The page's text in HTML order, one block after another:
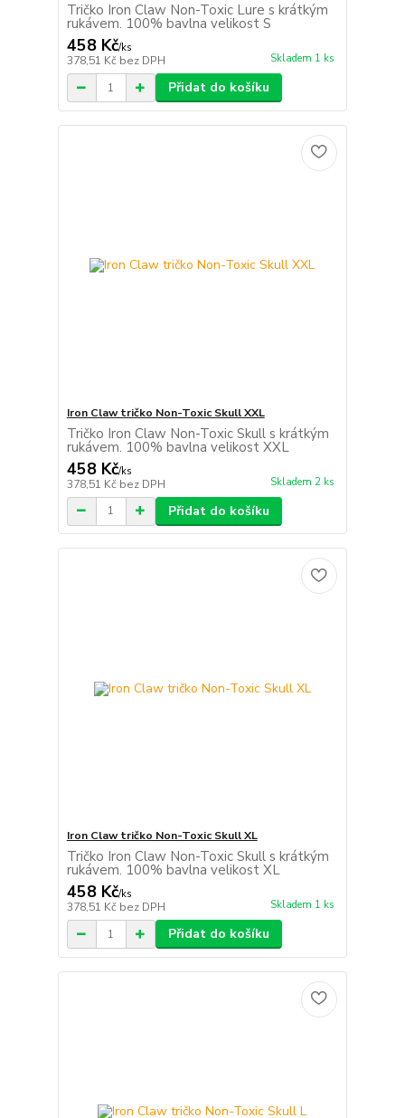
Tričko Iron Claw Non-Toxic Lure s krátkým
rukávem. 100% bavlna velikost S
458 Kč/ks
378,51 Kč bez DPH Skladem 1 ks
Přidat do košíku
Iron Claw tričko Non-Toxic Skull XXL
Tričko Iron Claw Non-Toxic Skull s krátkým
rukávem. 100% bavlna velikost XXL
458 Kč/ks
378,51 Kč bez DPH Skladem 2 ks
Přidat do košíku
Iron Claw tričko Non-Toxic Skull XL
Tričko Iron Claw Non-Toxic Skull s krátkým
rukávem. 100% bavlna velikost XL
458 Kč/ks
378,51 Kč bez DPH Skladem 1 ks
Přidat do košíku